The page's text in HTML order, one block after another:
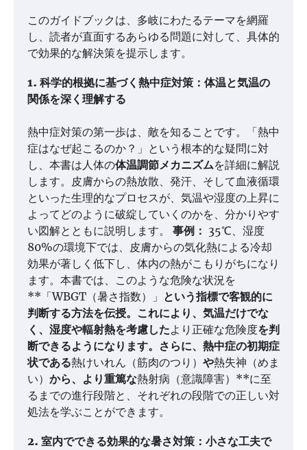
このガイドブックは、多岐にわたるテーマを網羅
し、読者が直面するあらゆる問題に対して、具体的
で効果的な解決策を提示します。
1. 科学的根拠に基づく熱中症対策：体温と気温の
関係を深く理解する
熱中症対策の第一歩は、敵を知ることです。「熱中
症はなぜ起こるのか？」という根本的な疑問に対
し、本書は人体の体温調節メカニズムを詳細に解説
します。皮膚からの熱放散、発汗、そして血液循環
といった生理的なプロセスが、気温や湿度の上昇に
よってどのように破綻していくのかを、分かりやす
い図解とともに説明します。 事例： 35℃、湿度
80%の環境下では、皮膚からの気化熱による冷却
効果が著しく低下し、体内の熱がこもりがちになり
ます。本書では、このような危険な状況を
**「WBGT（暑さ指数）」 という指標で客観的に
判断する方法を伝授。これにより、気温だけでな
く、湿度や輻射熱を考慮したより正確な危険度を判
断できるようになります。さらに、熱中症の初期症
状である熱けいれん（筋肉のつり） や熱失神（めま
い） から、より重篤な熱射病（意識障害）**に至
るまでの進行段階と、それぞれの段階での正しい対
処法を学ぶことができます。
2. 室内でできる効果的な暑さ対策：小さな工夫で